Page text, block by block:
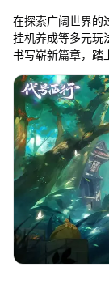
在探索广阔世界的
挂机养成等多元玩
书写崭新篇章，踏